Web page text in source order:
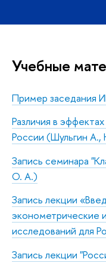
Учебные
Пример
Различия в
России (Шульгин А.,
Запись семинара
О. А.)
Запись лекции
эконометрические
исследований для
Запись лекции